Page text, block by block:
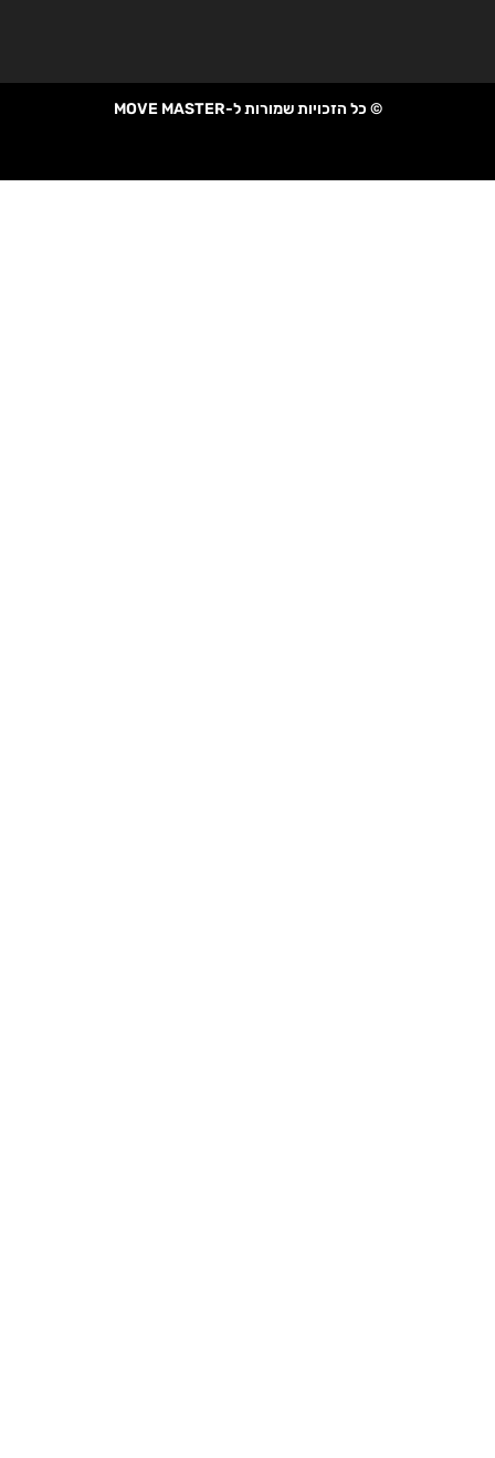
© כל הזכויות שמורות ל-MOVE MASTER